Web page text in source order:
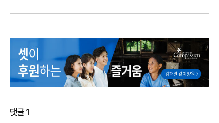
댓글1